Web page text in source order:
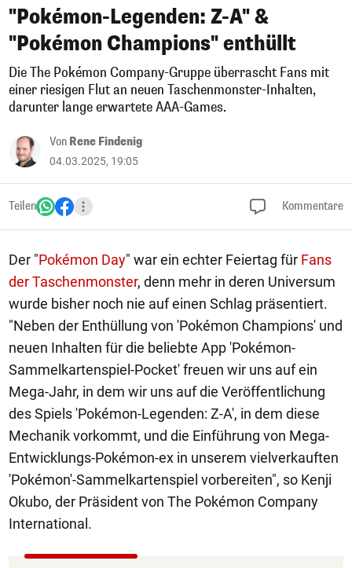
"Pokémon-Legenden: Z-A" &
"Pokémon Champions" enthüllt
Die The Pokémon Company-Gruppe überrascht Fans mit
einer riesigen Flut an neuen Taschenmonster-Inhalten,
darunter lange erwartete AAA-Games.
Von Rene Findenig
04.03.2025, 19:05
Teilen Kommentare
Der "Pokémon Day" war ein echter Feiertag für Fans
der Taschenmonster, denn mehr in deren Universum
wurde bisher noch nie auf einen Schlag präsentiert.
"Neben der Enthüllung von 'Pokémon Champions' und
neuen Inhalten für die beliebte App 'Pokémon-
Sammelkartenspiel-Pocket' freuen wir uns auf ein
Mega-Jahr, in dem wir uns auf die Veröffentlichung
des Spiels 'Pokémon-Legenden: Z-A', in dem diese
Mechanik vorkommt, und die Einführung von Mega-
Entwicklungs-Pokémon-ex in unserem vielverkauften
'Pokémon'-Sammelkartenspiel vorbereiten", so Kenji
Okubo, der Präsident von The Pokémon Company
International.